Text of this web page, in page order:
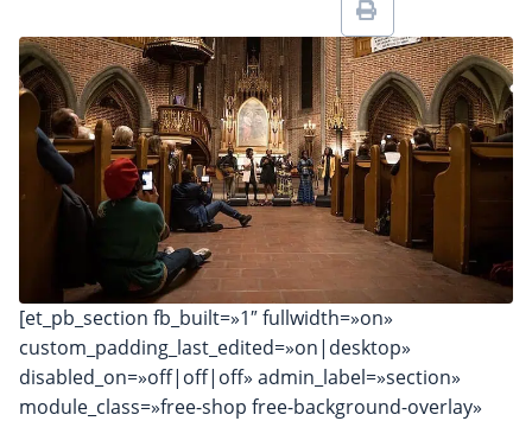
[et_pb_section fb_built=»1″ fullwidth=»on»
custom_padding_last_edited=»on|desktop»
disabled_on=»off|off|off» admin_label=»section»
module_class=»free-shop free-background-overlay»